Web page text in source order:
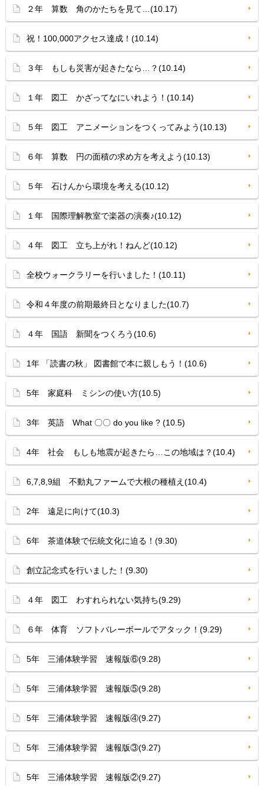
２年 算数 角のかたちを見て…(10.17)
祝！100,000アクセス達成！(10.14)
３年 もしも災害が起きたなら…？(10.14)
１年 図工 かざってなにいれよう！(10.14)
５年 図工 アニメーションをつくってみよう(10.13)
６年 算数 円の面積の求め方を考えよう(10.13)
５年 石けんから環境を考える(10.12)
１年 国際理解教室で楽器の演奏♪(10.12)
４年 図工 立ち上がれ！ねんど(10.12)
全校ウォークラリーを行いました！(10.11)
令和４年度の前期最終日となりました(10.7)
４年 国語 新聞をつくろう(10.6)
1年 「読書の秋」 図書館で本に親しもう！(10.6)
5年 家庭科 ミシンの使い方(10.5)
3年 英語 What 〇〇 do you like ? (10.5)
4年 社会 もしも地震が起きたら…この地域は？(10.4)
6,7,8,9組 不動丸ファームで大根の種植え(10.4)
2年 遠足に向けて(10.3)
6年 茶道体験で伝統文化に迫る！(9.30)
創立記念式を行いました！(9.30)
４年 図工 わすれられない気持ち(9.29)
６年 体育 ソフトバレーボールでアタック！(9.29)
5年 三浦体験学習 速報版⑥(9.28)
5年 三浦体験学習 速報版⑤(9.28)
5年 三浦体験学習 速報版④(9.27)
5年 三浦体験学習 速報版③(9.27)
5年 三浦体験学習 速報版②(9.27)